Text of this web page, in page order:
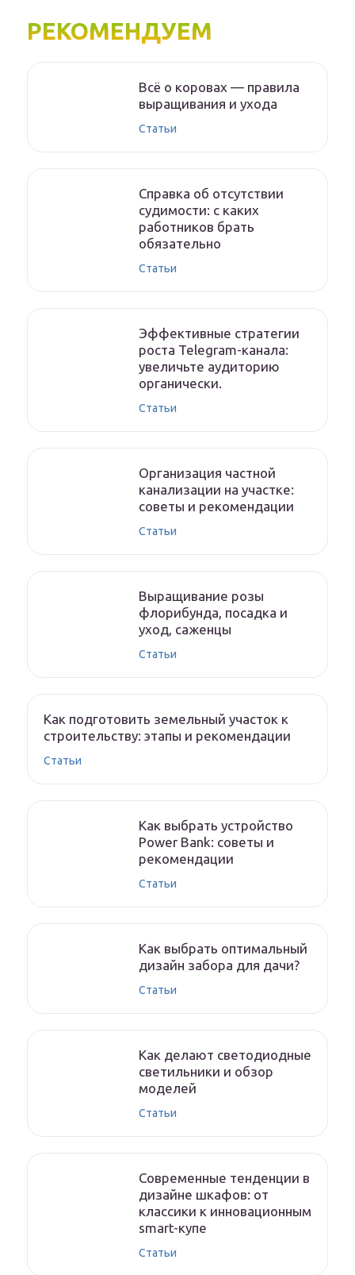
РЕКОМЕНДУЕМ
Всё о коровах — правила
выращивания и ухода
Статьи
Справка об отсутствии
судимости: с каких
работников брать
обязательно
Статьи
Эффективные стратегии
роста Telegram-канала:
увеличьте аудиторию
органически.
Статьи
Организация частной
канализации на участке:
советы и рекомендации
Статьи
Выращивание розы
флорибунда, посадка и
уход, саженцы
Статьи
Как подготовить земельный участок к
строительству: этапы и рекомендации
Статьи
Как выбрать устройство
Power Bank: советы и
рекомендации
Статьи
Как выбрать оптимальный
дизайн забора для дачи?
Статьи
Как делают светодиодные
светильники и обзор
моделей
Статьи
Современные тенденции в
дизайне шкафов: от
классики к инновационным
smart-купе
Статьи